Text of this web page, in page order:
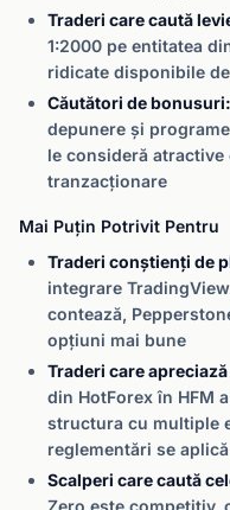
Traderi care caută
1:2000 pe entitatea
ridicate disponibile
Căutători de bonusuri:
depunere și
le consideră
tranzacționare
Mai Puțin Potrivit Pentru
Traderi conștienți de
integrare
contează,
opțiuni mai bune
Traderi care
din HotForex în HFM
structura cu multiple
reglementări se
Scalperi care caută
Zero este competitiv,